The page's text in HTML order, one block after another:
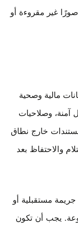
غير مقروءة أو
مالية وصحية
وصلاحيات
خارج نطاق
والاحتفاظ بعد
جريمة مستقبلية أو
يجب أن تكون